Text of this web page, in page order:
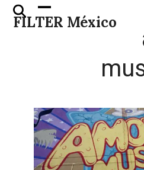
Skip
FILTER México
Open
mobile
Close
mobile